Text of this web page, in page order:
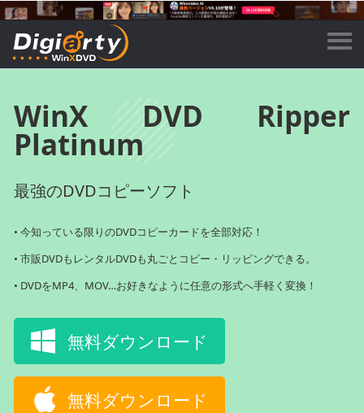
WinX DVD Ripper
Platinum
最強のDVDコピーソフト
• 今知っている限りのDVDコピーカードを全部対応！
• 市販DVDもレンタルDVDも丸ごとコピー・リッピングできる。
• DVDをMP4、MOV…お好きなように任意の形式へ手軽く変換！
無料ダウンロード
無料ダウンロード